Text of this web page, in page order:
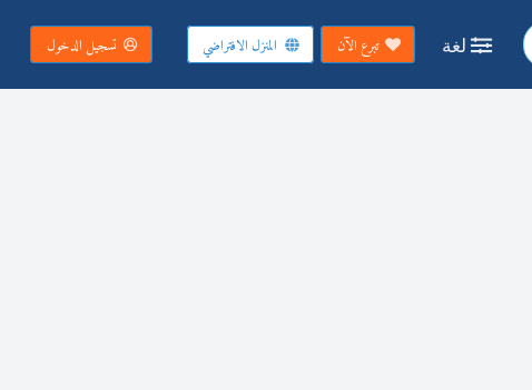
لغة تبرع الآن المنزل الافتراضي تسجيل الدخول